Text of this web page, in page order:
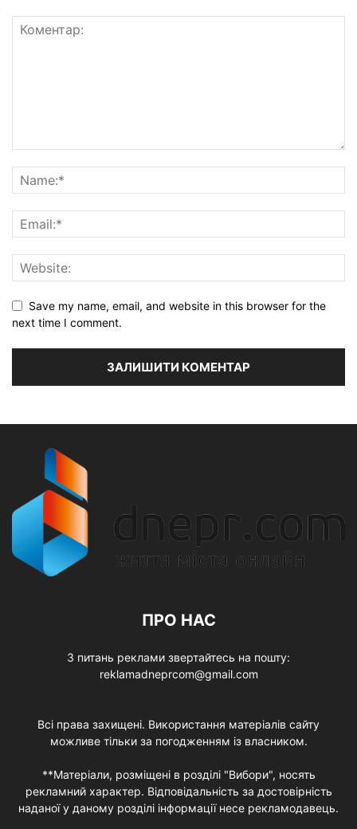
Save my name, email, and website in this browser for the
next time I comment.
ПРО НАС
З питань реклами звертайтесь на пошту:
reklamadneprcom@gmail.com
Всі права захищені. Використання матеріалів сайту
можливе тільки за погодженням із власником.
**Матеріали, розміщені в розділі "Вибори", носять
рекламний характер. Відповідальність за достовірність
наданої у даному розділі інформації несе рекламодавець.